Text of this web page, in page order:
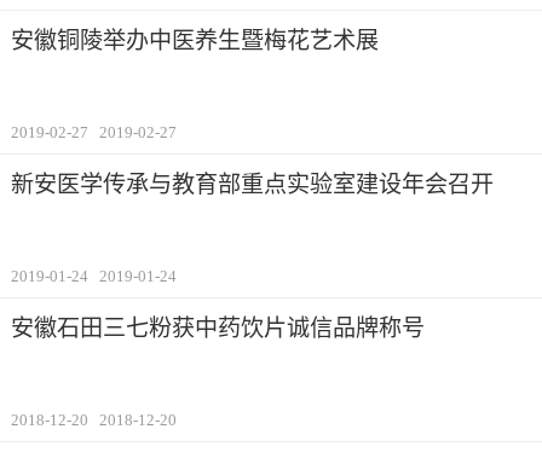
安徽铜陵举办中医养生暨梅花艺术展
2019-02-27 2019-02-27
新安医学传承与教育部重点实验室建设年会召开
2019-01-24 2019-01-24
安徽石田三七粉获中药饮片诚信品牌称号
2018-12-20 2018-12-20